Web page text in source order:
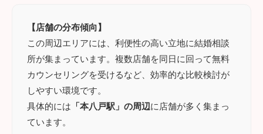
【店舗の分布傾向】
この周辺エリアには、利便性の高い立地に結婚相談
所が集まっています。複数店舗を同日に回って無料
カウンセリングを受けるなど、効率的な比較検討が
しやすい環境です。
具体的には 「本八戸駅」の周辺 に店舗が多く集まっ
ています。